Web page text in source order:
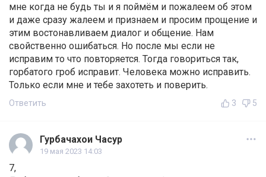
мне когда не будь ты и я поймём и пожалеем об этом
и даже сразу жалеем и признаем и просим прощение и
этим востонавливаем диалог и общение. Нам
свойственно ошибаться. Но после мы если не
исправим то что повторяется. Тогда говориться так,
горбатого гроб исправит. Человека можно исправить.
Только если мне и тебе захотеть и поверить.
Ответить 3 5
Гурбачахои Часур
19 мая 2023 14:03
7,